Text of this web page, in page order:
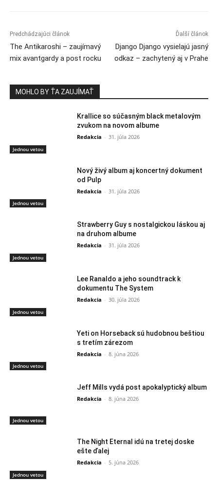
Predchádzajúci článok
The Antikaroshi – zaujímavý
mix avantgardy a post rocku
Ďalší článok
Django Django vysielajú jasný
odkaz – zachytený aj v Prahe
MOHLO BY ŤA ZAUJÍMAŤ
Jednou vetou
Krallice so súčasným black metalovým
zvukom na novom albume
Redakcia - 31. júla 2026
Jednou vetou
Nový živý album aj koncertný dokument
od Pulp
Redakcia - 31. júla 2026
Jednou vetou
Strawberry Guy s nostalgickou láskou aj
na druhom albume
Redakcia - 31. júla 2026
Jednou vetou
Lee Ranaldo a jeho soundtrack k
dokumentu The System
Redakcia - 30. júla 2026
Jednou vetou
Yeti on Horseback sú hudobnou beštiou
s tretím zárezom
Redakcia - 8. júna 2026
Jednou vetou
Jeff Mills vydá post apokalyptický album
Redakcia - 8. júna 2026
Jednou vetou
The Night Eternal idú na tretej doske
ešte ďalej
Redakcia - 5. júna 2026